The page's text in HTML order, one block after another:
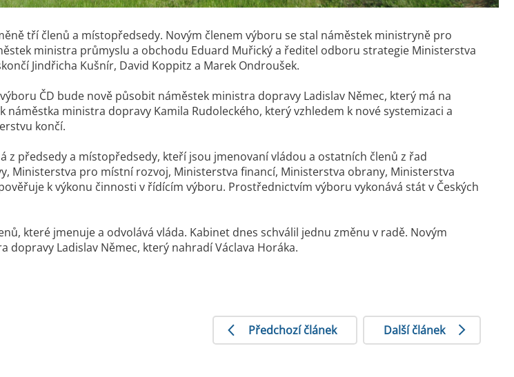
tří členů a místopředsedy. Novým členem výboru se stal náměstek ministryně pro
ministra průmyslu a obchodu Eduard Muřický a ředitel odboru strategie Ministerstva
Jindřicha Kušnír, David Koppitz a Marek Ondroušek.
ČD bude nově působit náměstek ministra dopravy Ladislav Němec, který má na
ministra dopravy Kamila Rudoleckého, který vzhledem k nové systemizaci a
končí.
z předsedy a místopředsedy, kteří jsou jmenovaní vládou a ostatních členů z řad
Ministerstva pro místní rozvoj, Ministerstva financí, Ministerstva obrany, Ministerstva
k výkonu činnosti v řídícím výboru. Prostřednictvím výboru vykonává stát v Českých
které jmenuje a odvolává vláda. Kabinet dnes schválil jednu změnu v radě. Novým
dopravy Ladislav Němec, který nahradí Václava Horáka.
Předchozí článek Další článek